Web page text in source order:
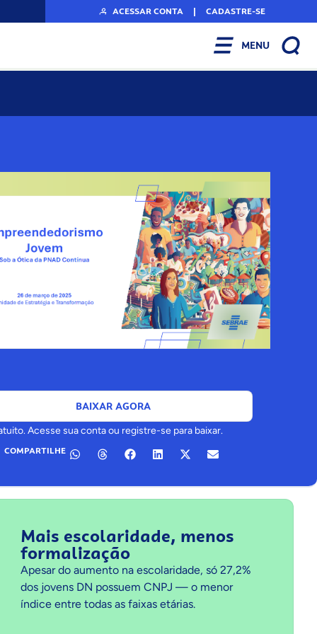
ACESSAR CONTA | CADASTRE-SE
MENU
BAIXAR AGORA
Acesse sua conta ou registre-se para baixar.
COMPARTILHE
Mais escolaridade, menos
formalização
Apesar do aumento na escolaridade, só 27,2%
dos jovens DN possuem CNPJ — o menor
índice entre todas as faixas etárias.